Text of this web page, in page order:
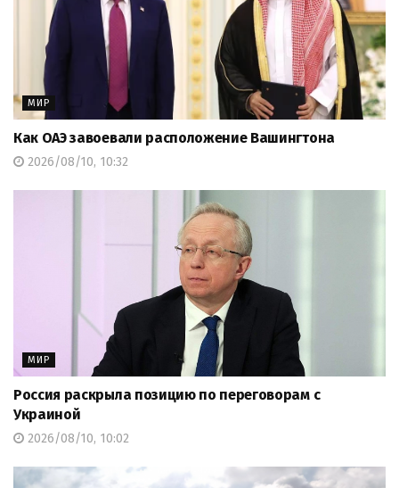
МИР
Как ОАЭ завоевали расположение Вашингтона
2026/08/10, 10:32
МИР
Россия раскрыла позицию по переговорам с
Украиной
2026/08/10, 10:02